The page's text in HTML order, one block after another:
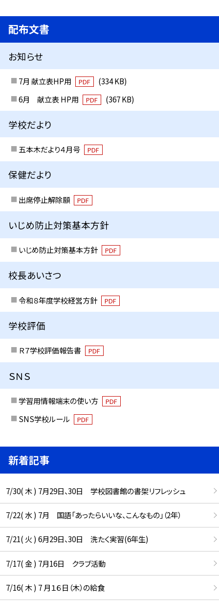
配布文書
お知らせ
7月 献立表HP用 PDF
(334 KB)
6月 献立表 HP用
PDF (367 KB)
学校だより
五本木だより４月号 PDF
保健だより
出席停止解除願 PDF
いじめ防止対策基本方針
いじめ防止対策基本方針 PDF
校長あいさつ
令和８年度学校経営方針 PDF
学校評価
Ｒ７学校評価報告書 PDF
ＳＮＳ
学習用情報端末の使い方 PDF
SNS学校ルール PDF
新着記事
7/30( 木 ) 7月29日、30日 学校図書館の書架リフレッシュ
7/22( 水 ) 7月 国語「あったらいいな、こんなもの」（2年）
7/21( 火 ) 6月29日、30日 洗たく実習(6年生)
7/17( 金 ) 7月16日 クラブ活動
7/16( 木 ) 7 月１６日（木）の給食